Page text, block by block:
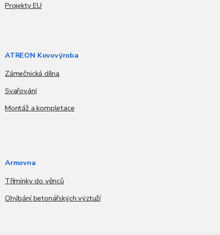
Projekty EU
ATREON Kovovýroba
Zámečnická dílna
Svařování
Montáž a kompletace
Armovna
Třímínky do věnců
Ohýbání betonářských výztuží